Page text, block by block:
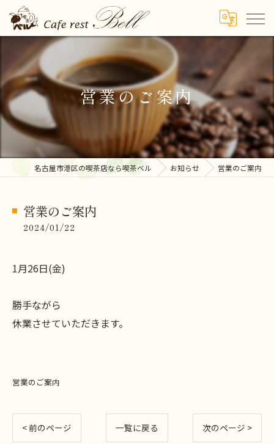
営業のご案内
名古屋市港区の喫茶店なら喫茶ベル お知らせ 営業のご案内
営業のご案内
2024/01/22
1月26日(金)
勝手ながら
休業させていただきます。
営業のご案内
< 前のページ 一覧に戻る 次のページ >